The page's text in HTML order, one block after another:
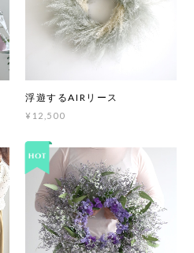
浮遊するAIRリース
¥12,500